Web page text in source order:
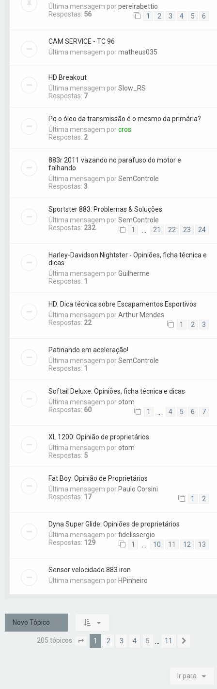
Última mensagem porpereirabettio
Respostas: 56 1 2 3 4 5 6
CAM SERVICE - TC 96
Última mensagem pormatheus035
HD Breakout
Última mensagem porSlow_RS
Respostas: 7
Pq o óleo da transmissão é o mesmo da primária?
Última mensagem porcros
Respostas: 2
883r 2011 vazando no parafuso do motor e
falhando
Última mensagem porSemControle
Respostas: 3
Sportster 883: Problemas & Soluções
Última mensagem porSemControle
Respostas: 232 1 21 22 23 24
Harley-Davidson Nightster - Opiniões, ficha técnica e
dicas
Última mensagem porGuilherme
Respostas: 1
HD: Dica técnica sobre Escapamentos Esportivos
Última mensagem porArthur Mendes
Respostas: 22 1 2 3
Patinando em aceleração!
Última mensagem porSemControle
Respostas: 1
Softail Deluxe: Opiniões, ficha técnica e dicas
Última mensagem por otom
Respostas: 60 1 4 5 6 7
XL 1200: Opinião de proprietários
Última mensagem por otom
Respostas: 5
Fat Boy: Opinião de Proprietários
Última mensagem por Paulo Corsini
Respostas: 17 1 2
Dyna Super Glide: Opiniões de proprietários
Última mensagem porfidelissergio
Respostas: 129 1 10 11 12 13
Sensor velocidade 883 iron
Última mensagem por HPinheiro
Novo Tópico
205 tópicos Página1 de11
1 2 3 4 5 11
Ir para